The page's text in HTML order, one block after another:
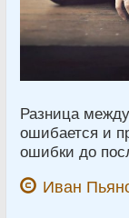
Разница
ошибается и
ошибки до
Иван